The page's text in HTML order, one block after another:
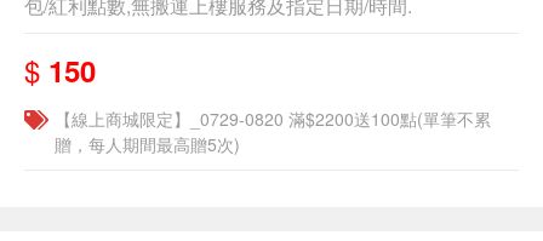
$ 150
【線上商城限定】_0729-0820 滿$2200送100點(單筆不累
贈，每人期間最高贈5次)